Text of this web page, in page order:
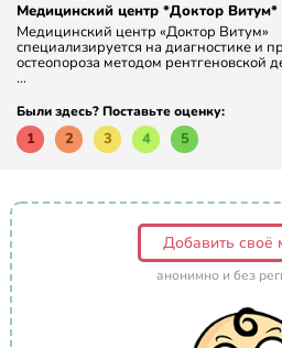
Медицинский центр *Доктор Витум*
Медицинский центр «Доктор Витум»
специализируется на диагностике и
остеопороза методом рентгеновской
...
Были здесь? Поставьте оценку:
1 2 3 4 5
Добавить своё
анонимно и без